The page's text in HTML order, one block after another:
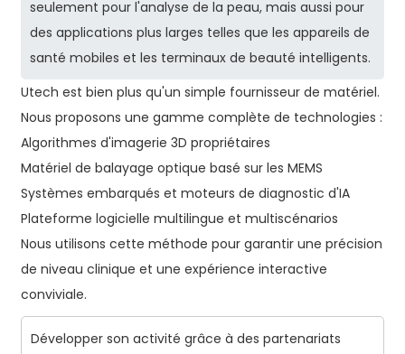
seulement pour l'analyse de la peau, mais aussi pour
des applications plus larges telles que les appareils de
santé mobiles et les terminaux de beauté intelligents.
Utech est bien plus qu'un simple fournisseur de matériel.
Nous proposons une gamme complète de technologies :
Algorithmes d'imagerie 3D propriétaires
Matériel de balayage optique basé sur les MEMS
Systèmes embarqués et moteurs de diagnostic d'IA
Plateforme logicielle multilingue et multiscénarios
Nous utilisons cette méthode pour garantir une précision
de niveau clinique et une expérience interactive
conviviale.
Développer son activité grâce à des partenariats